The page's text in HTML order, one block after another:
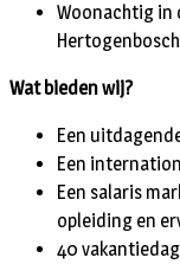
Woonachtig in
Wat bieden wij?
Een
Een
Een salaris
opleiding en
40